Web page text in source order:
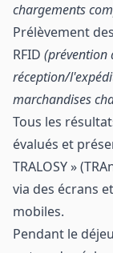
chargements
Prélèvement
RFID (prévention
réception/
marchandises
Tous les
évalués et
TRALOSY »
via des écrans
mobiles.
Pendant le